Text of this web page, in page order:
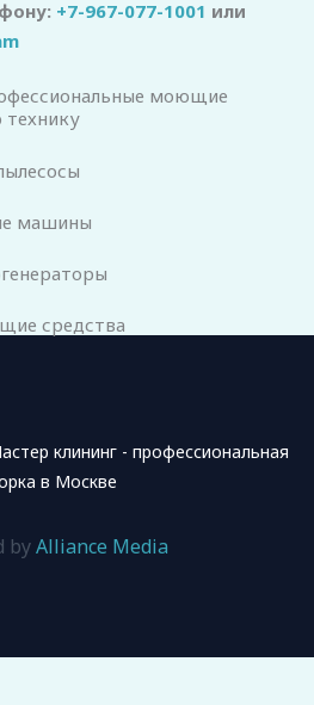
+7-967-077-1001 или
моющие
технику
машины
средства
клининг - профессиональная
в Москве
byAlliance Media